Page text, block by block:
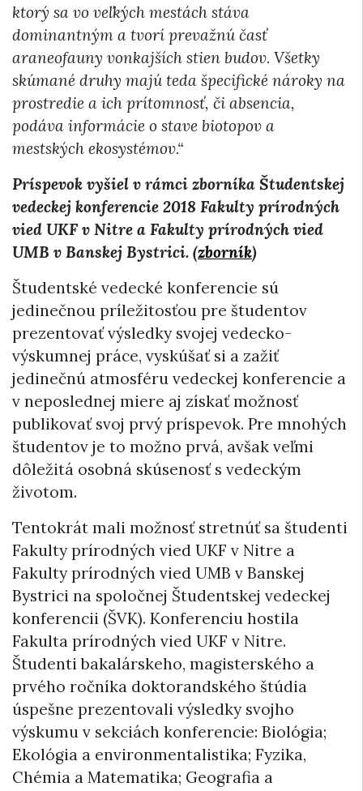
ktorý sa vo veľkých mestách stáva
dominantným a tvorí prevažnú časť
araneofauny vonkajších stien budov. Všetky
skúmané druhy majú teda špecifické nároky na
prostredie a ich prítomnosť, či absencia,
podáva informácie o stave biotopov a
mestských ekosystémov.“
Príspevok vyšiel v rámci zborníka Študentskej
vedeckej konferencie 2018 Fakulty prírodných
vied UKF v Nitre a Fakulty prírodných vied
UMB v Banskej Bystrici. (zborník)
Študentské vedecké konferencie sú
jedinečnou príležitosťou pre študentov
prezentovať výsledky svojej vedecko-
výskumnej práce, vyskúšať si a zažiť
jedinečnú atmosféru vedeckej konferencie a
v neposlednej miere aj získať možnosť
publikovať svoj prvý príspevok. Pre mnohých
študentov je to možno prvá, avšak veľmi
dôležitá osobná skúsenosť s vedeckým
životom.
Tentokrát mali možnosť stretnúť sa študenti
Fakulty prírodných vied UKF v Nitre a
Fakulty prírodných vied UMB v Banskej
Bystrici na spoločnej Študentskej vedeckej
konferencii (ŠVK). Konferenciu hostila
Fakulta prírodných vied UKF v Nitre.
Študenti bakalárskeho, magisterského a
prvého ročníka doktorandského štúdia
úspešne prezentovali výsledky svojho
výskumu v sekciách konferencie: Biológia;
Ekológia a environmentalistika; Fyzika,
Chémia a Matematika; Geografia a